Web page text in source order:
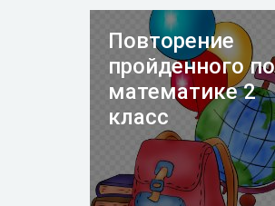
заданий не ограничено.
Повторение
пройденного по
математике 2
класс